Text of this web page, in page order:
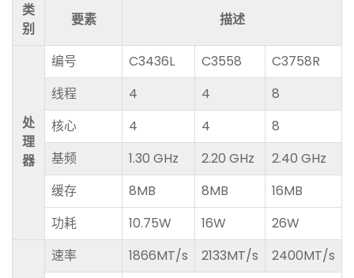
类
别
要素 描述
处
理
器
编号 C3436L C3558
C3758R
线程
4 4
8
核心
4 4
8
基频
1.30 GHz 2.20 GHz
2.40 GHz
缓存
8MB 8MB
16MB
功耗
10.75W 16W 26W
速率 1866MT/s 2133MT/s
2400MT/s